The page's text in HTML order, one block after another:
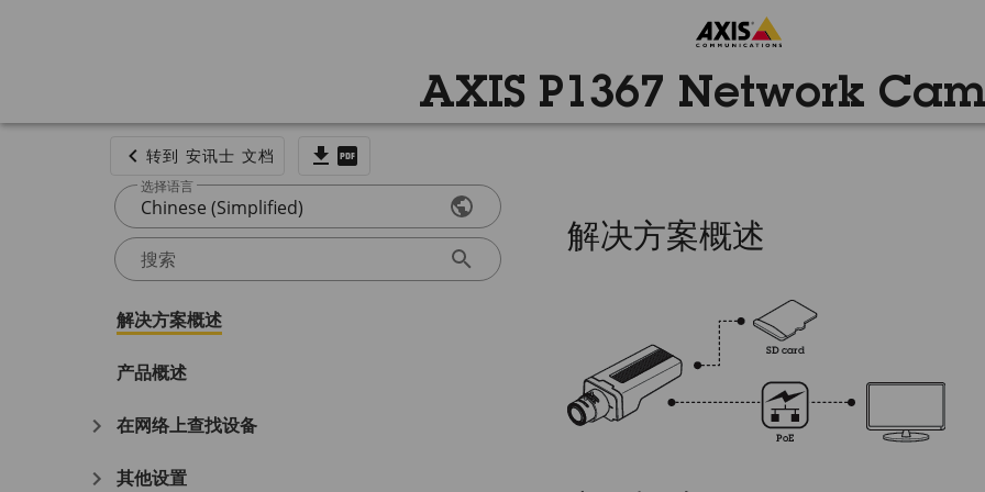
AXIS P1367 Network
转到 安讯士 文档
选择语言
Chinese (Simplified)
搜索
解决方案概述
产品概述
在网络上查找设备
其他设置
解决方案概述